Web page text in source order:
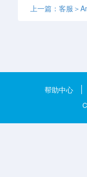
上一篇：客服＞
帮助中心